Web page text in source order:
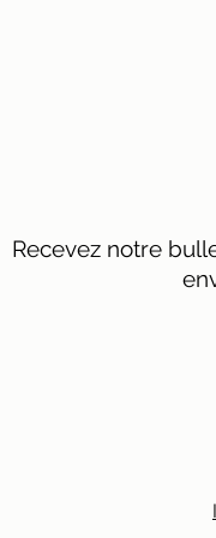
Recevez notre